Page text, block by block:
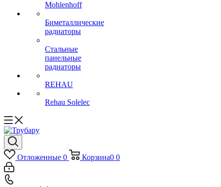
Mohlenhoff
Биметаллические
радиаторы
Стальные
панельные
радиаторы
REHAU
Rehau Solelec
Отложенные 0 Корзина0 0